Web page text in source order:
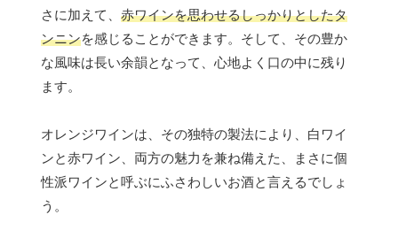
さに加えて、 赤ワインを思わせるしっかりとしたタ
ンニンを感じることができます。そして、その豊か
な風味は長い余韻となって、心地よく口の中に残り
ます。
オレンジワインは、その独特の製法により、白ワイ
ンと赤ワイン、両方の魅力を兼ね備えた、まさに個
性派ワインと呼ぶにふさわしいお酒と言えるでしょ
う。